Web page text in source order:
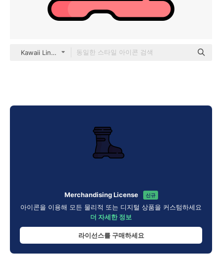
Kawaii Lineal color
Merchandising License 신규
아이콘을 이용해 모든 물리적 또는 디지털 상품을 커스텀하세요
더 자세한 정보
라이선스를 구매하세요